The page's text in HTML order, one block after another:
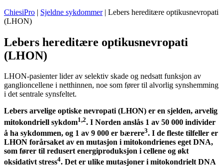
ChiesiPro | Sjeldne sykdommer| Lebers hereditære optikusnevropati
(LHON)
Lebers hereditære optikusnevropati
(LHON)
LHON-pasienter lider av selektiv skade og nedsatt funksjon av
ganglioncellene i netthinnen, noe som fører til alvorlig synshemming
i det sentrale synsfeltet.
Lebers arvelige optiske nevropati (LHON) er en sjelden, arvelig
mitokondriell sykdom1,2. I Norden anslås 1 av 50 000 individer
å ha sykdommen, og 1 av 9 000 er bærere3. I de fleste tilfeller er
LHON forårsaket av en mutasjon i mitokondrienes eget DNA,
som fører til redusert energiproduksjon i cellene og økt
oksidativt stress4. Det er ulike mutasjoner i mitokondrielt DNA